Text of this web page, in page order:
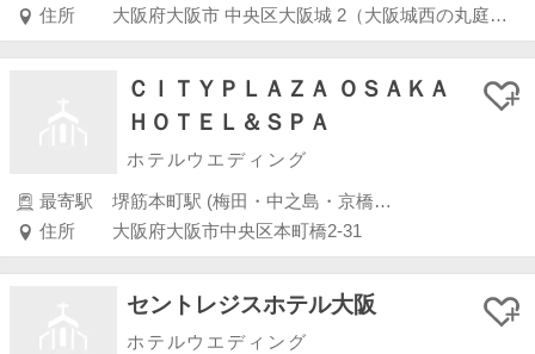
住所
大阪府大阪市 中央区大阪城 2（大阪城西の丸庭園内）
ＣＩＴＹＰＬＡＺＡ ＯＳＡＫＡ
ＨＯＴＥＬ＆ＳＰＡ
ホテルウエディング
最寄駅
堺筋本町駅 (梅田・中之島・京橋・桜ノ宮)
住所
大阪府大阪市中央区本町橋2-31
セントレジスホテル大阪
ホテルウエディング